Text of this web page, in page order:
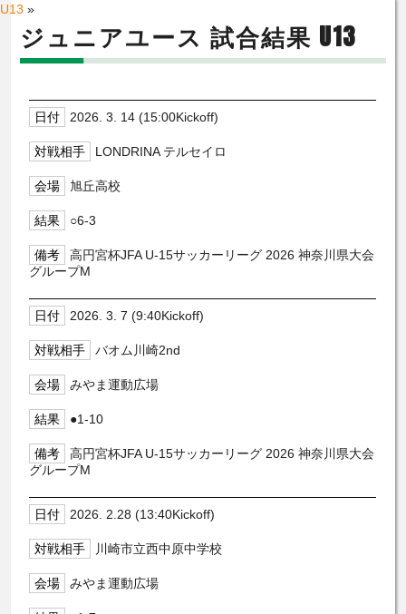
U13 »
ジュニアユース 試合結果 U13
2026. 3. 14 (15:00Kickoff)
LONDRINA テルセイロ
旭丘高校
○6-3
高円宮杯JFA U-15サッカーリーグ 2026 神奈川県大会
グループM
2026. 3. 7 (9:40Kickoff)
バオム川崎2nd
みやま運動広場
●1-10
高円宮杯JFA U-15サッカーリーグ 2026 神奈川県大会
グループM
2026. 2.28 (13:40Kickoff)
川崎市立西中原中学校
みやま運動広場